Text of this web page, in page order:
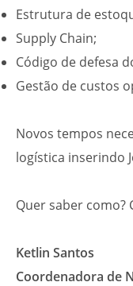
Estrutura de
Supply Chain;
Código de defesa
Gestão de custos
Novos tempos
logística inserindo
Quer saber como?
Ketlin Santos
Coordenadora de